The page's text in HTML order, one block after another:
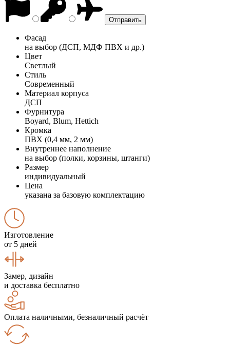
Фасад
на выбор (ДСП, МДФ ПВХ и др.)
Цвет
Светлый
Стиль
Современный
Материал корпуса
ДСП
Фурнитура
Boyard, Blum, Hettich
Кромка
ПВХ (0,4 мм, 2 мм)
Внутреннее наполнение
на выбор (полки, корзины, штанги)
Размер
индивидуальный
Цена
указана за базовую комплектацию
Изготовление
от 5 дней
Замер, дизайн
и доставка бесплатно
Оплата наличными, безналичный расчёт